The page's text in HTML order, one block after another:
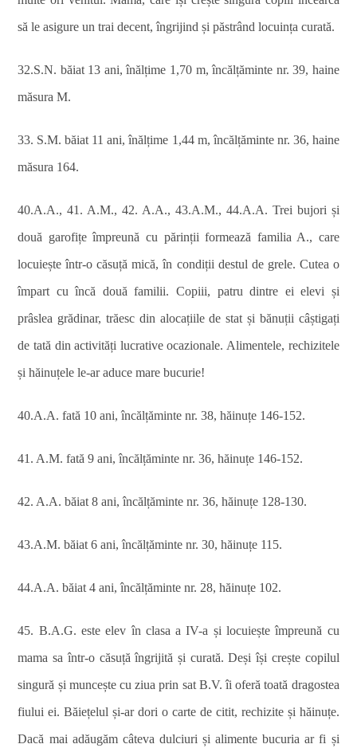
să le asigure un trai decent, îngrijind și păstrând locuința curată.
32.S.N. băiat 13 ani, înălțime 1,70 m, încălțăminte nr. 39, haine
măsura M.
33. S.M. băiat 11 ani, înălțime 1,44 m, încălțăminte nr. 36, haine
măsura 164.
40.A.A., 41. A.M., 42. A.A., 43.A.M., 44.A.A. Trei bujori și
două garofițe împreună cu părinții formează familia A., care
locuiește într-o căsuță mică, în condiții destul de grele. Cutea o
împart cu încă două familii. Copiii, patru dintre ei elevi și
prâslea grădinar, trăesc din alocațiile de stat și bănuții câștigați
de tată din activități lucrative ocazionale. Alimentele, rechizitele
și hăinuțele le-ar aduce mare bucurie!
40.A.A. fată 10 ani, încălțăminte nr. 38, hăinuțe 146-152.
41. A.M. fată 9 ani, încălțăminte nr. 36, hăinuțe 146-152.
42. A.A. băiat 8 ani, încălțăminte nr. 36, hăinuțe 128-130.
43.A.M. băiat 6 ani, încălțăminte nr. 30, hăinuțe 115.
44.A.A. băiat 4 ani, încălțăminte nr. 28, hăinuțe 102.
45. B.A.G. este elev în clasa a IV-a și locuiește împreună cu
mama sa într-o căsuță îngrijită și curată. Deși își crește copilul
singură și muncește cu ziua prin sat B.V. îi oferă toată dragostea
fiului ei. Băiețelul și-ar dori o carte de citit, rechizite și hăinuțe.
Dacă mai adăugăm câteva dulciuri și alimente bucuria ar fi și